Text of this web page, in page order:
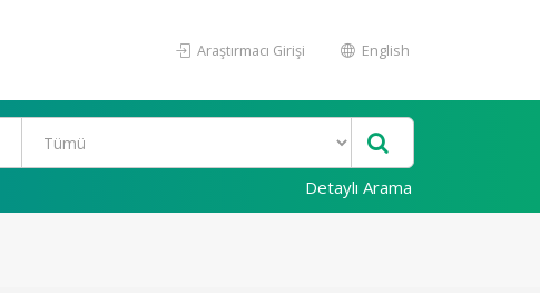
Araştırmacı Girişi English
Detaylı Arama